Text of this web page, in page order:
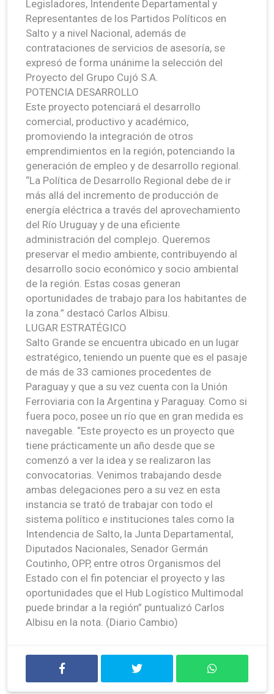
Legisladores, Intendente Departamental y
Representantes de los Partidos Políticos en
Salto y a nivel Nacional, además de
contrataciones de servicios de asesoría, se
expresó de forma unánime la selección del
Proyecto del Grupo Cujó S.A.
POTENCIA DESARROLLO
Este proyecto potenciará el desarrollo
comercial, productivo y académico,
promoviendo la integración de otros
emprendimientos en la región, potenciando la
generación de empleo y de desarrollo regional.
“La Política de Desarrollo Regional debe de ir
más allá del incremento de producción de
energía eléctrica a través del aprovechamiento
del Río Uruguay y de una eficiente
administración del complejo. Queremos
preservar el medio ambiente, contribuyendo al
desarrollo socio económico y socio ambiental
de la región. Estas cosas generan
oportunidades de trabajo para los habitantes de
la zona.” destacó Carlos Albisu.
LUGAR ESTRATÉGICO
Salto Grande se encuentra ubicado en un lugar
estratégico, teniendo un puente que es el pasaje
de más de 33 camiones procedentes de
Paraguay y que a su vez cuenta con la Unión
Ferroviaria con la Argentina y Paraguay. Como si
fuera poco, posee un río que en gran medida es
navegable. “Este proyecto es un proyecto que
tiene prácticamente un año desde que se
comenzó a ver la idea y se realizaron las
convocatorias. Venimos trabajando desde
ambas delegaciones pero a su vez en esta
instancia se trató de trabajar con todo el
sistema político e instituciones tales como la
Intendencia de Salto, la Junta Departamental,
Diputados Nacionales, Senador Germán
Coutinho, OPP, entre otros Organismos del
Estado con el fin potenciar el proyecto y las
oportunidades que el Hub Logístico Multimodal
puede brindar a la región” puntualizó Carlos
Albisu en la nota. (Diario Cambio)